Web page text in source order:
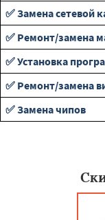
✅ Замена сетевой
✅ Ремонт/замена
✅ Установка
✅ Ремонт/замена
✅ Замена чипов